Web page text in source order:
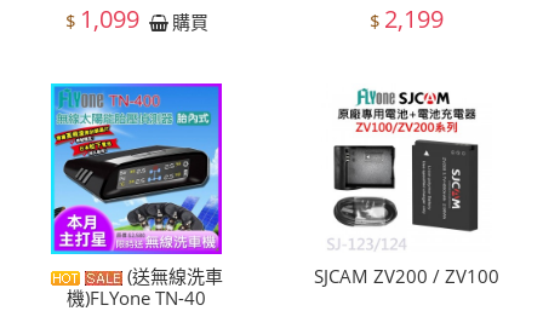
$ 1,099 購買
$ 2,199
(送無線洗車
機)FLYone TN-40
SJCAM ZV200 / ZV100